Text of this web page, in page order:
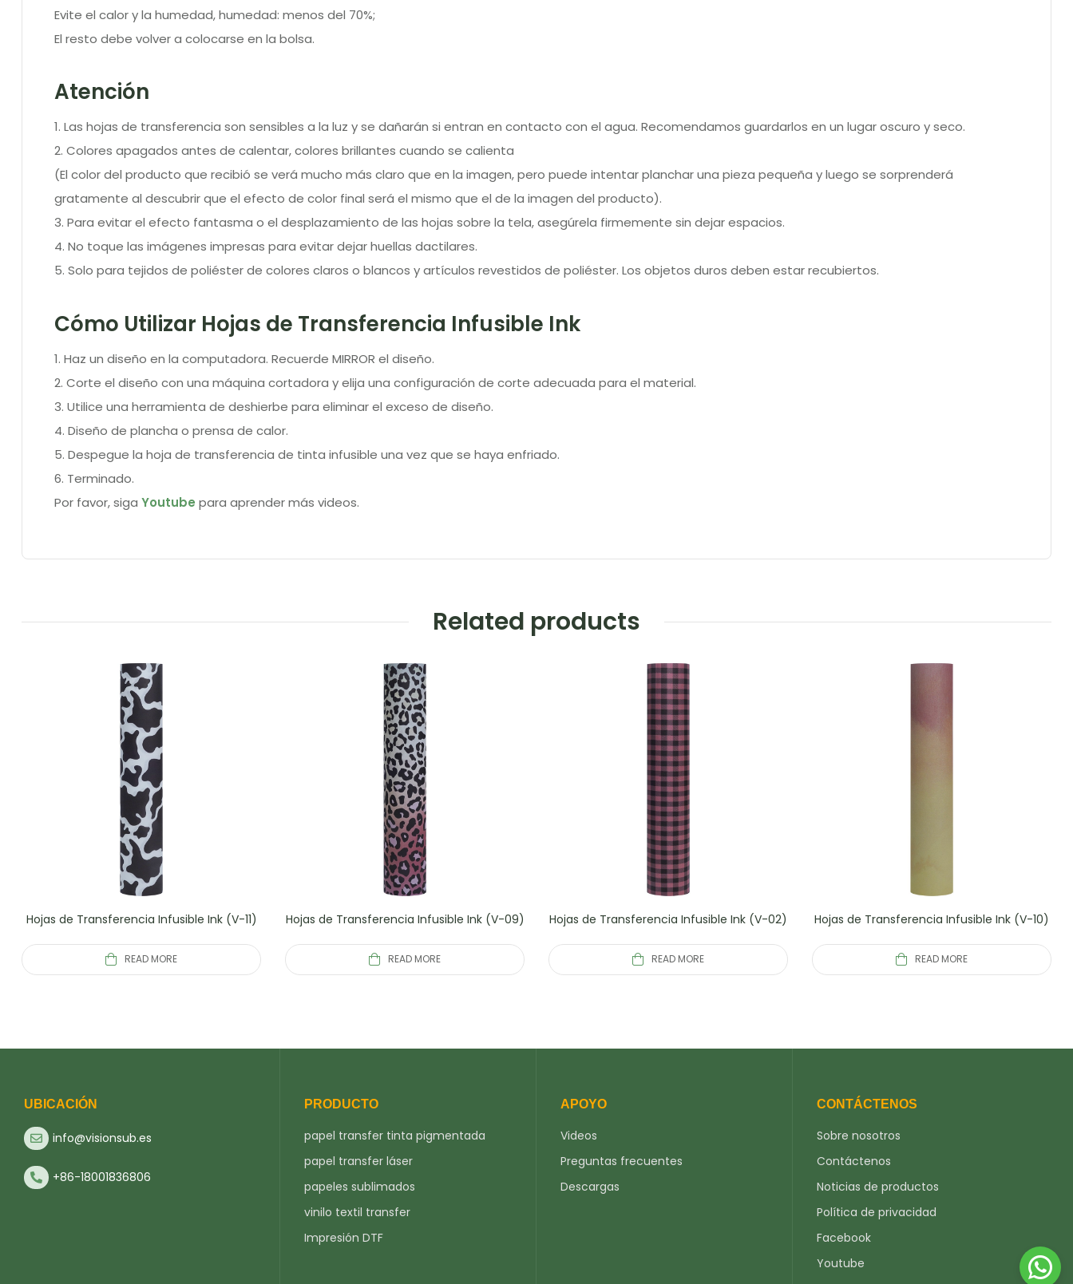
Evite el calor y la humedad, humedad: menos del 70%;
El resto debe volver a colocarse en la bolsa.
Atención
1. Las hojas de transferencia son sensibles a la luz y se dañarán si entran en contacto con el agua. Recomendamos guardarlos en un lugar oscuro y seco.
2. Colores apagados antes de calentar, colores brillantes cuando se calienta
(El color del producto que recibió se verá mucho más claro que en la imagen, pero puede intentar planchar una pieza pequeña y luego se sorprenderá
gratamente al descubrir que el efecto de color final será el mismo que el de la imagen del producto).
3. Para evitar el efecto fantasma o el desplazamiento de las hojas sobre la tela, asegúrela firmemente sin dejar espacios.
4. No toque las imágenes impresas para evitar dejar huellas dactilares.
5. Solo para tejidos de poliéster de colores claros o blancos y artículos revestidos de poliéster. Los objetos duros deben estar recubiertos.
Cómo Utilizar Hojas de Transferencia Infusible Ink
1. Haz un diseño en la computadora. Recuerde MIRROR el diseño.
2. Corte el diseño con una máquina cortadora y elija una configuración de corte adecuada para el material.
3. Utilice una herramienta de deshierbe para eliminar el exceso de diseño.
4. Diseño de plancha o prensa de calor.
5. Despegue la hoja de transferencia de tinta infusible una vez que se haya enfriado.
6. Terminado.
Por favor, siga Youtube para aprender más videos.
Related products
Hojas de Transferencia Infusible Ink (V-11)
READ MORE
Hojas de Transferencia Infusible Ink (V-09)
READ MORE
Hojas de Transferencia Infusible Ink (V-02)
READ MORE
Hojas de Transferencia Infusible Ink (V-10)
READ MORE
UBICACIÓN
info@visionsub.es
+86-18001836806
PRODUCTO
papel transfer tinta pigmentada
papel transfer láser
papeles sublimados
vinilo textil transfer
Impresión DTF
APOYO
Videos
Preguntas frecuentes
Descargas
CONTÁCTENOS
Sobre nosotros
Contáctenos
Noticias de productos
Política de privacidad
Facebook
Youtube